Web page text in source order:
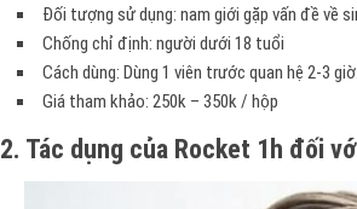
Đối tượng sử dụng: nam giới gặp vấn đề về
Chống chỉ định: người dưới 18 tuổi
Cách dùng: Dùng 1 viên trước quan hệ 2-3 giờ.
Giá tham khảo: 250k – 350k / hộp
2. Tác dụng của Rocket 1h đối